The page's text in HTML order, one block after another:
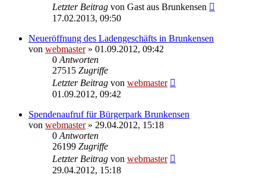
Letzter Beitrag von Gast aus Brunkensen
17.02.2013, 09:50
Neueröffnung des Ladengeschäfts in Brunkensen
von webmaster» 01.09.2012, 09:42
0 Antworten
27515 Zugriffe
Letzter Beitrag von webmaster
01.09.2012, 09:42
Spendenaufruf für Bürgerpark Brunkensen
von webmaster» 29.04.2012, 15:18
0 Antworten
26199 Zugriffe
Letzter Beitrag von webmaster
29.04.2012, 15:18